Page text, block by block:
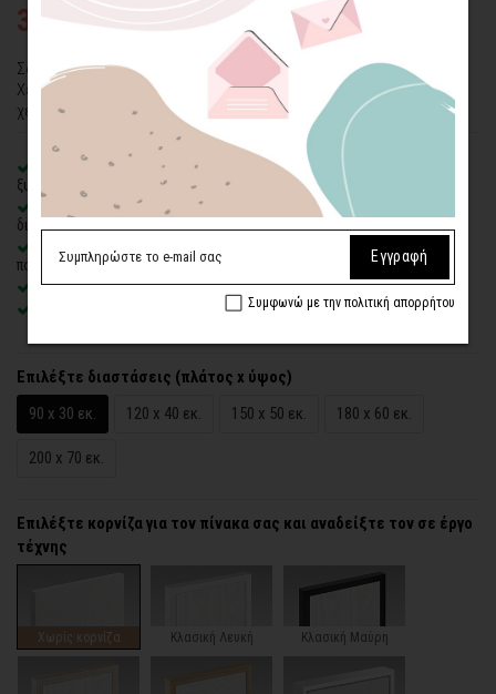
35,71€
Σας αρέσει το κρύο και τα χιόνια; Τι θα λέγατε για ένα "Δάσος το
Χειμώνα" μέσα στον χώρο σας; Μπορεί το θέμα να είναι άκρως
χειμωνιάτικο, όμως το χρώμα δεν λείπει από αυτόν τον πίνακα.
100% πιστοποιημένος βαμβακερός καμβάς
ξυλείας
Οικολογική εκτύπωση
με μελάνια νερού latex, χωρίς χημικούς
διαλύτες και οσμές
Δυνατότητα προσθήκηςξύλινης διακοσμητικής κορνίζας με
πολλές επιλογές
Χειροποίητη κατασκευή, ένας – ένας πίνακας κατά παραγγελία
Έτοιμοι για τοποθέτηση – με κρυφό σύστημα στήριξης
Επιλέξτε διαστάσεις (πλάτος x ύψος)
90 x 30 εκ.
120 x 40 εκ. 150 x 50 εκ. 180 x 60 εκ.
200 x 70 εκ.
Επιλέξτε κορνίζα για τον πίνακα σας και αναδείξτε τον σε έργο
τέχνης
Χωρίς κορνίζα Κλασική Λευκή Κλασική Μαύρη
Εγγραφή
Συμφωνώ με την πολιτική απορρήτου